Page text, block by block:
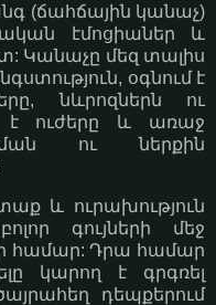
(ճահճային կանաչ)
էմոցիաներ և
Կանաչը մեզ տալիս
օգնում է
նևրոզներն ու
է ուժերը և առաջ
ու ներքին
և ուրախություն
գույների մեջ
համար: Դրա համար
կարող է գրգռել
դեպքերում